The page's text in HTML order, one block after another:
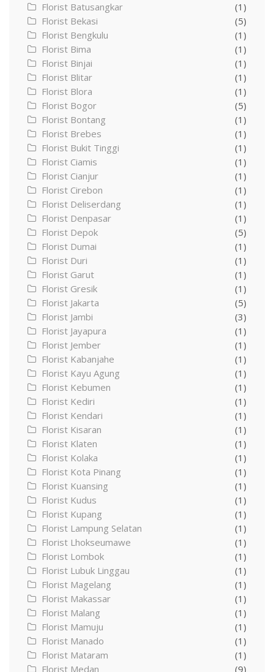
Florist Batusangkar
(1)
Florist Bekasi
(5)
Florist Bengkulu
(1)
Florist Bima
(1)
Florist Binjai
(1)
Florist Blitar
(1)
Florist Blora
(1)
Florist Bogor
(5)
Florist Bontang
(1)
Florist Brebes
(1)
Florist Bukit Tinggi
(1)
Florist Ciamis
(1)
Florist Cianjur
(1)
Florist Cirebon
(1)
Florist Deliserdang
(1)
Florist Denpasar
(1)
Florist Depok
(5)
Florist Dumai
(1)
Florist Duri
(1)
Florist Garut
(1)
Florist Gresik
(1)
Florist Jakarta
(5)
Florist Jambi
(3)
Florist Jayapura
(1)
Florist Jember
(1)
Florist Kabanjahe
(1)
Florist Kayu Agung
(1)
Florist Kebumen
(1)
Florist Kediri
(1)
Florist Kendari
(1)
Florist Kisaran
(1)
Florist Klaten
(1)
Florist Kolaka
(1)
Florist Kota Pinang
(1)
Florist Kuansing
(1)
Florist Kudus
(1)
Florist Kupang
(1)
Florist Lampung Selatan
(1)
Florist Lhokseumawe
(1)
Florist Lombok
(1)
Florist Lubuk Linggau
(1)
Florist Magelang
(1)
Florist Makassar
(1)
Florist Malang
(1)
Florist Mamuju
(1)
Florist Manado
(1)
Florist Mataram
(1)
Florist Medan
(9)